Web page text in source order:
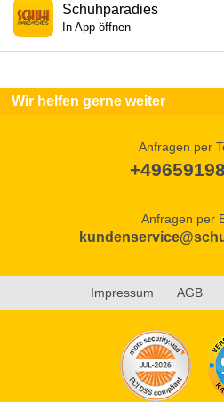
Schuhparadies
In App öffnen
Wir helfen gerne weiter
Anfragen per
Anfragen per
Impressum AGB